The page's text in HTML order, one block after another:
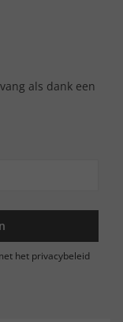
als dank een
het privacybeleid